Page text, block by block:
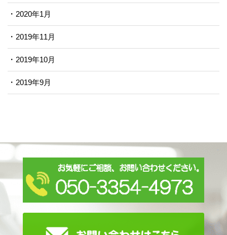
2020年1月
2019年11月
2019年10月
2019年9月